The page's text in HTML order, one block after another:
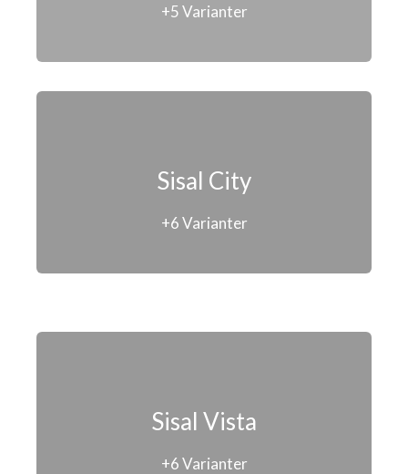
+5 Varianter
Sisal City
+6 Varianter
Sisal Vista
+6 Varianter